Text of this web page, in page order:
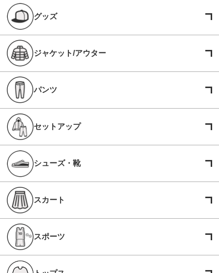
グッズ
ジャケット/アウター
パンツ
セットアップ
シューズ・靴
スカート
スポーツ